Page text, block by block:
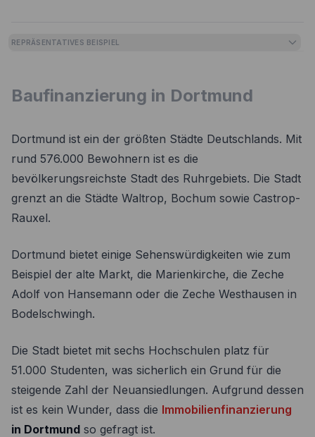
REPRÄSENTATIVES BEISPIEL
Baufinanzierung in Dortmund
Dortmund ist ein der größten Städte Deutschlands. Mit
rund 576.000 Bewohnern ist es die
bevölkerungsreichste Stadt des Ruhrgebiets. Die Stadt
grenzt an die Städte Waltrop, Bochum sowie Castrop-
Rauxel.
Dortmund bietet einige Sehenswürdigkeiten wie zum
Beispiel der alte Markt, die Marienkirche, die Zeche
Adolf von Hansemann oder die Zeche Westhausen in
Bodelschwingh.
Die Stadt bietet mit sechs Hochschulen platz für
51.000 Studenten, was sicherlich ein Grund für die
steigende Zahl der Neuansiedlungen. Aufgrund dessen
ist es kein Wunder, dass die Immobilienfinanzierung
in Dortmund so gefragt ist.